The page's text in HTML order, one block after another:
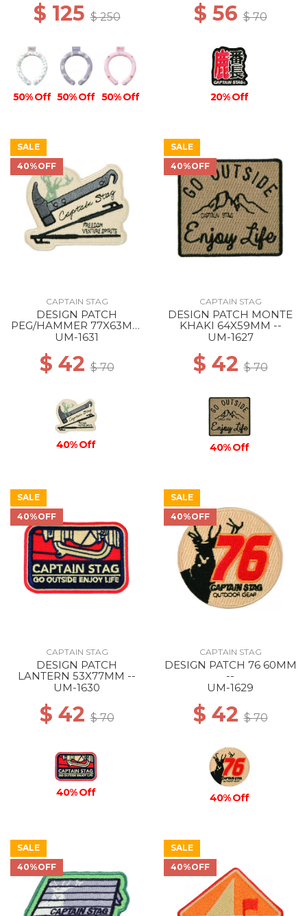
$ 125$ 250
50% Off 50% Off 50% Off
$ 56$ 70
20% Off
SALE
40%OFF
CAPTAIN STAG
DESIGN PATCH
PEG/HAMMER 77X63MM
--
UM-1631
$ 42$ 70
40% Off
SALE
40%OFF
CAPTAIN STAG
DESIGN PATCH MONTE
KHAKI 64X59MM --
UM-1627
$ 42$ 70
40% Off
SALE
40%OFF
CAPTAIN STAG
DESIGN PATCH
LANTERN 53X77MM --
UM-1630
$ 42$ 70
40% Off
SALE
40%OFF
CAPTAIN STAG
DESIGN PATCH 76 60MM
--
UM-1629
$ 42$ 70
40% Off
SALE
40%OFF
SALE
40%OFF